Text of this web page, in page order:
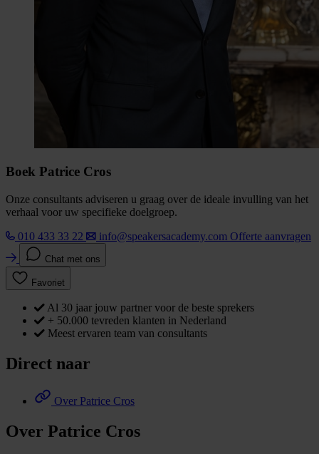
Boek Patrice Cros
Onze consultants adviseren u graag over de ideale invulling van het
verhaal voor uw specifieke doelgroep.
010 433 33 22
info@speakersacademy.com Offerte aanvragen
Chat met ons
Favoriet
Al 30 jaar jouw partner voor de beste sprekers
+ 50.000 tevreden klanten in Nederland
Meest ervaren team van consultants
Direct naar
Over Patrice Cros
Over Patrice Cros